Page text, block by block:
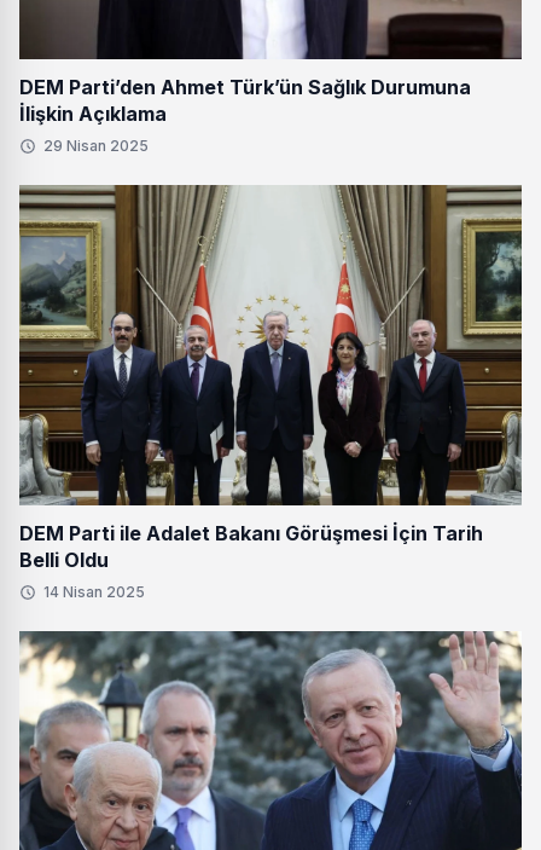
DEM Parti’den Ahmet Türk’ün Sağlık Durumuna
İlişkin Açıklama
29 Nisan 2025
DEM Parti ile Adalet Bakanı Görüşmesi İçin Tarih
Belli Oldu
14 Nisan 2025